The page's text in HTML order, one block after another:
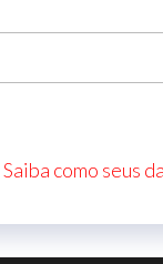
Saiba como seus